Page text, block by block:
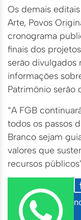
Os demais
Arte, Povos
cronograma
finais dos
serão divulgados
informações
Patrimônio serão
“A FGB
todos os passos
Branco sejam
valores que
recursos